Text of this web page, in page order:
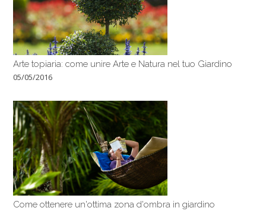
Arte topiaria: come unire Arte e Natura nel tuo Giardino
05/05/2016
Come ottenere un'ottima zona d'ombra in giardino